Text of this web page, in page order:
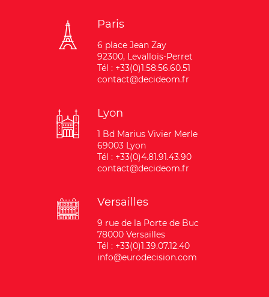
Paris
6 place Jean Zay
92300, Levallois-Perret
Tél : +33(0)1.58.56.60.51
contact@decideom.fr
Lyon
1 Bd Marius Vivier Merle
69003 Lyon
Tél : +33(0)4.81.91.43.90
contact@decideom.fr
Versailles
9 rue de la Porte de Buc
78000 Versailles
Tél : +33(0)1.39.07.12.40
info@eurodecision.com